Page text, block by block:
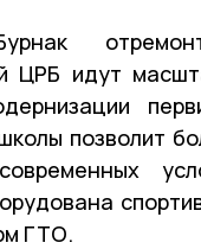
ЦРБ идут
позволит
ГТО.